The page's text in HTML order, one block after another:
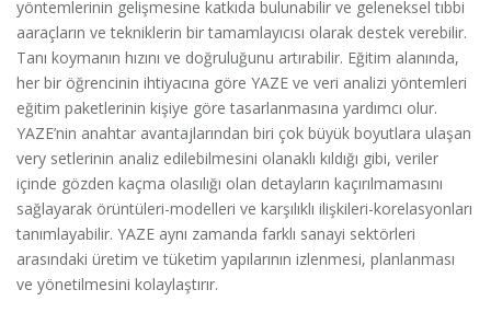
yöntemlerinin gelişmesine katkıda bulunabilir ve geleneksel tıbbi
aaraçların ve tekniklerin bir tamamlayıcısı olarak destek verebilir.
Tanı koymanın hızını ve doğruluğunu artırabilir. Eğitim alanında,
her bir öğrencinin ihtiyacına göre YAZE ve veri analizi yöntemleri
eğitim paketlerinin kişiye göre tasarlanmasına yardımcı olur.
YAZE’nin anahtar avantajlarından biri çok büyük boyutlara ulaşan
very setlerinin analiz edilebilmesini olanaklı kıldığı gibi, veriler
içinde gözden kaçma olasılığı olan detayların kaçırılmamasını
sağlayarak örüntüleri-modelleri ve karşılıklı ilişkileri-korelasyonları
tanımlayabilir. YAZE aynı zamanda farklı sanayi sektörleri
arasındaki üretim ve tüketim yapılarının izlenmesi, planlanması
ve yönetilmesini kolaylaştırır.